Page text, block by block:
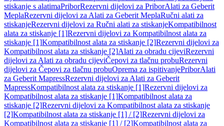
stiskanje s alatimaPriborRezervni dijelovi za PriborAlati za Geberit
MeplaRezervni dijelovi za Alati za Geberit MeplaRučni alati za
stiskanjeRezervni dijelovi za Ručni alati za stiskanjeKompatibilnost
alata za stiskanje [1]Rezervni dijelovi za Kompatibilnost alata za
stiskanje [1]Kompatibilnost alata za stiskanje [2]Rezervni dijelovi za
Kompatibilnost alata za stiskanje [2]Alati za obradu cijeviRezervni
dijelovi za Alati za obradu cijeviČepovi za tlačnu probuRezervni
dijelovi za Čepovi za tlačnu probuOprema za ispitivanjePriborAlati
za Geberit MapressRezervni dijelovi za Alati za Geberit
MapressKompatibilnost alata za stiskanje [1]Rezervni dijelovi za
Kompatibilnost alata za stiskanje [1]Kompatibilnost alata za
stiskanje [2]Rezervni dijelovi za Kompatibilnost alata za stiskanje
[2]Kompatibilnost alata za stiskanje [1] / [2]Rezervni dijelovi za
Kompatibilnost alata za stiskanje [1] / [2]Kompatibilnost alata za